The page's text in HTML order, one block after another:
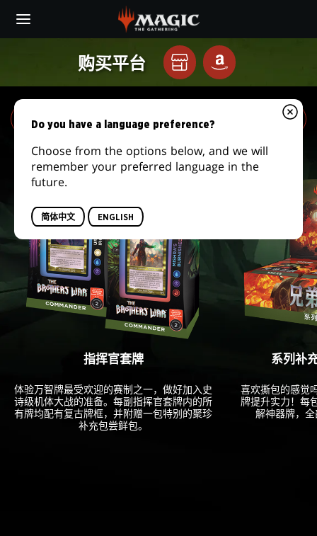
main
弟
之
购买平台
就
在
你
的
地
牌
亚
马
逊
兄弟之战产品组合
指挥官套牌
体验万智牌最受欢迎的赛制之一，做好加入史
诗级机体大战的准备。每副指挥官套牌内的所
有牌均配有复古牌框，并附赠一包特别的聚珍
补充包尝鲜包。
系列补
喜欢撕包的感觉
牌提升实力！每
解神器牌，
Do you have a language preference?
Choose from the options below, and we will
remember your preferred language in the
future.
简体中文 ENGLISH